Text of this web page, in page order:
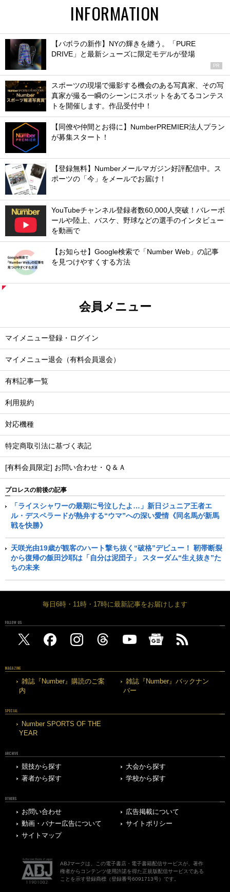
INFORMATION
【バボラの新作】NYの輝きを纏う。「PURE
DRIVE」と最新シューズに限定モデルが登場
PR
スポーツの現場で撮影する機会のある写真家、その写
真家が撮る一瞬のシーンにスポットをあてるコンテス
トを開催します。作品受付中！
【同僚や仲間とお得に】NumberPREMIER法人プラン
が募集スタート！
【登録無料】Numberメールマガジン好評配信中。ス
ポーツの「今」をメールでお届け！
YouTubeチャンネル登録者数60,000人突破！バレーボ
ールや陸上、バスケ、野球などの選手のインタビュー
を動画で
【お知らせ】Google検索で「Number Web」の記事
を見つけやすくする方法
会員メニュー
マイメニュー登録・ログイン
マイメニュー退会（有料会員退会）
有料記事一覧
利用規約
対応機種
特定商取引法に基づく表記
[有料会員限定] お問い合わせ・Ｑ＆Ａ
プロレスの前後の記事
「ライスシャワーの最期に号泣したよ…」新日ジュニア王者エ
ル・デスペラードが熱弁する“ウマ”への深い愛情《同名馬が新馬
戦を快勝》
天咲光由19歳が観客のハート撃ち抜く“破格”デビュー！ 靭帯断裂
から復帰の飯田沙耶は「自分は泥団子」 スターダム“生え抜き”た
ちの未来
毎日6時・11時・17時に最新記事をお届けします
FOLLOW US
MAGAZINE
雑誌『Number』購読のご案
内
雑誌『Number』バックナン
バー
SPECIAL
Number SPORTS OF THE
YEAR
ARCHIVE
競技から探す
大会から探す
著者から探す
学校から探す
OTHERS
お問い合わせ
広告掲載について
動画・バナー広告について
サイトポリシー
サイトマップ
ABJマークは、この電子書店・電子書籍配信サービスが、著作
権者からコンテンツ使用許諾を得た正規版配信サービスである
ことを示す登録商標（登録番号6091713号）です。